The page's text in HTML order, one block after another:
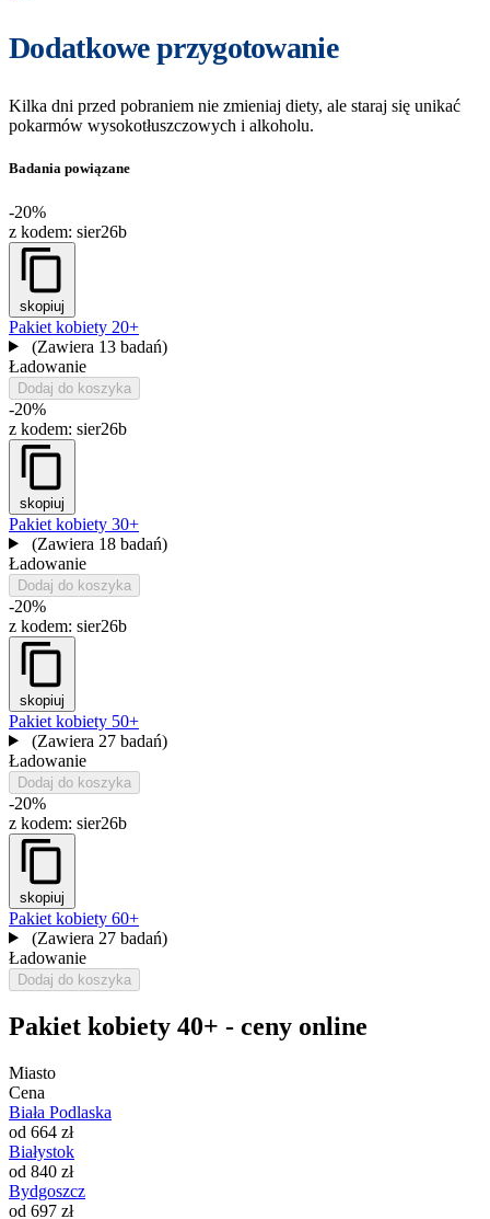
Dodatkowe przygotowanie
Kilka dni przed pobraniem nie zmieniaj diety, ale staraj się unikać
pokarmów wysokotłuszczowych i alkoholu.
Badania powiązane
-20%
z kodem: sier26b
skopiuj
Pakiet kobiety 20+
(Zawiera 13 badań)
Ładowanie
Dodaj do koszyka
-20%
z kodem: sier26b
skopiuj
Pakiet kobiety 30+
(Zawiera 18 badań)
Ładowanie
Dodaj do koszyka
-20%
z kodem: sier26b
skopiuj
Pakiet kobiety 50+
(Zawiera 27 badań)
Ładowanie
Dodaj do koszyka
-20%
z kodem: sier26b
skopiuj
Pakiet kobiety 60+
(Zawiera 27 badań)
Ładowanie
Dodaj do koszyka
Pakiet kobiety 40+ - ceny online
Miasto
Cena
Biała Podlaska
od 664 zł
Białystok
od 840 zł
Bydgoszcz
od 697 zł